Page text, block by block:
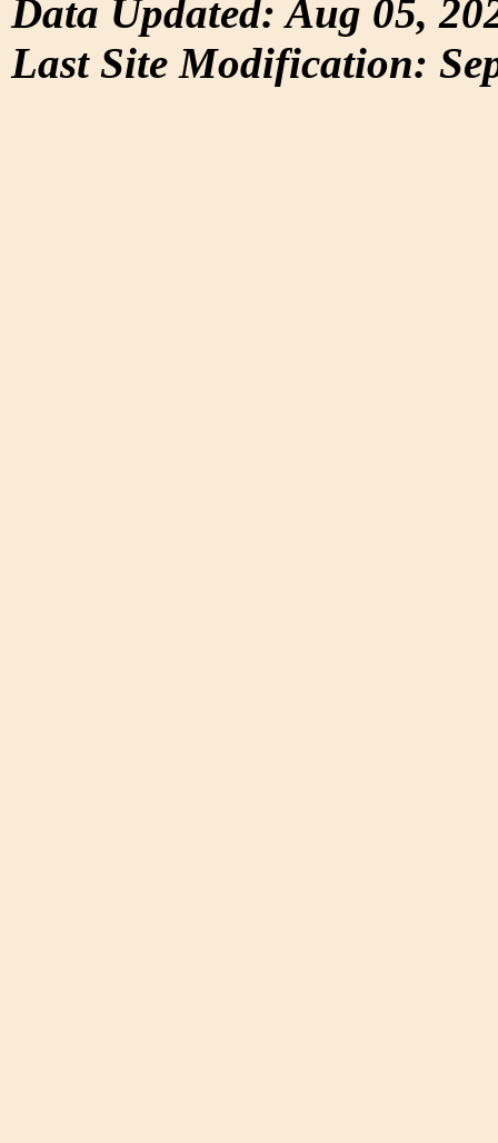
Data Updated: Aug 05,
Last Site Modification: